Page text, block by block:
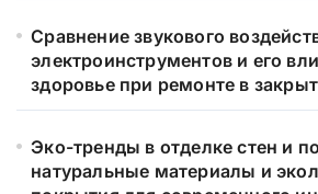
Сравнение звукового
электроинструментов и его
здоровье при ремонте в
Эко-тренды в отделке стен и
натуральные материалы и